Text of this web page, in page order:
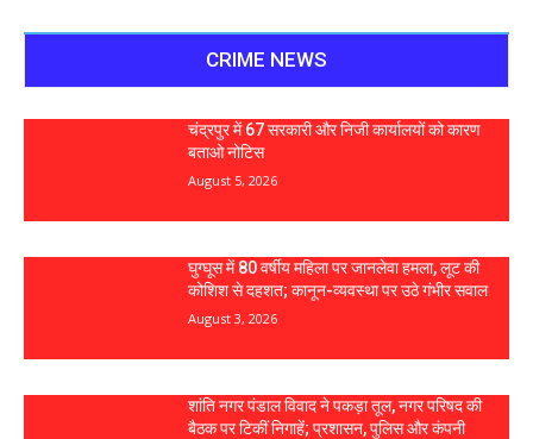
CRIME NEWS
चंद्रपुर में 67 सरकारी और निजी कार्यालयों को कारण
बताओ नोटिस
August 5, 2026
घुग्घूस में 80 वर्षीय महिला पर जानलेवा हमला, लूट की
कोशिश से दहशत; कानून-व्यवस्था पर उठे गंभीर सवाल
August 3, 2026
शांति नगर पंडाल विवाद ने पकड़ा तूल, नगर परिषद की
बैठक पर टिकीं निगाहें; प्रशासन, पुलिस और कंपनी